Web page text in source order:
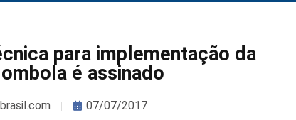
para implementação da
é assinado
07/07/2017